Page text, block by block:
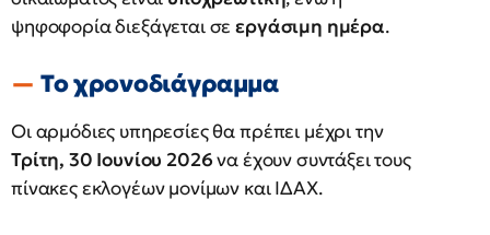
ψηφοφορία διεξάγεται σεεργάσιμη ημέρα.
Το χρονοδιάγραμμα
Οι αρμόδιες υπηρεσίες θα πρέπει μέχρι την
Τρίτη, 30 Ιουνίου 2026να έχουν συντάξει τους
πίνακες εκλογέων μονίμων και ΙΔΑΧ.